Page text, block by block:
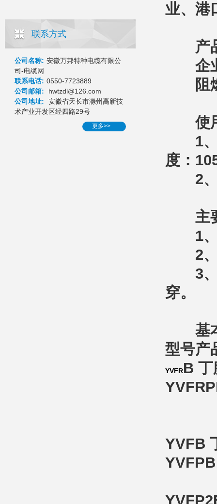
联系方式
公司名称: 安徽万邦特种电缆有限公
司-电缆网
联系电话: 0550-7723889
公司邮箱:
hwtzdl@126.com
公司地址:
安徽省天长市滁州高新技
术产业开发区经四路29号
更多>>
业、港
产品
企
阻燃
使用
1、
度：
2、
主要
1、
2、
3、
穿。
基本
型号产
YVFRB 丁
YVFB